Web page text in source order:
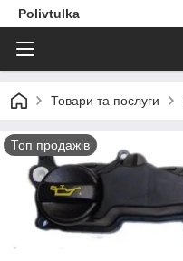
Polivtulka
Товари та послуги
Топ продажів